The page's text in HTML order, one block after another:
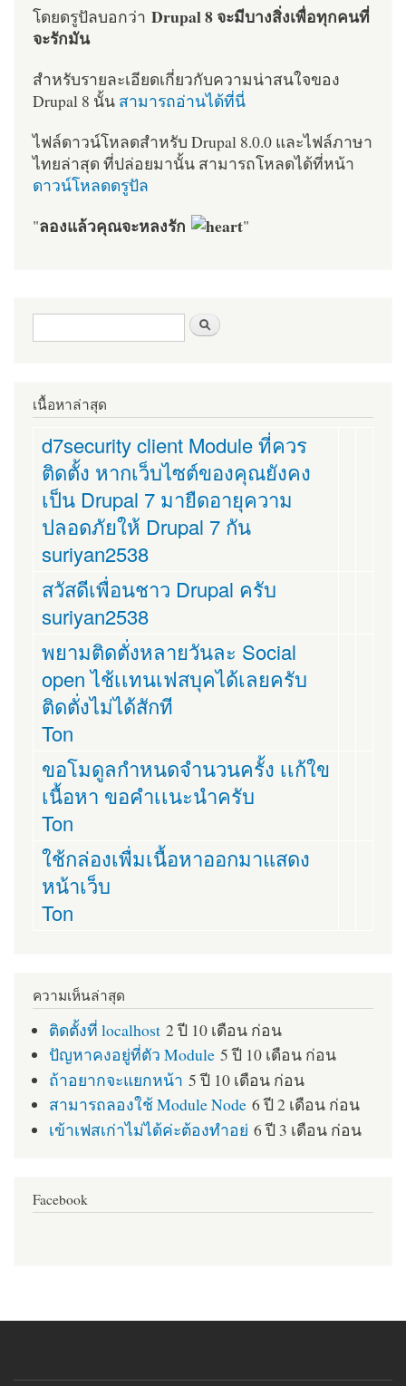
โดยดรูปัลบอกว่า Drupal 8 จะมีบางสิ่งเพื่อทุกคนที่
จะรักมัน
สำหรับรายละเอียดเกี่ยวกับความน่าสนใจของ
Drupal 8 นั้น สามารถอ่านได้ที่นี่
ไฟล์ดาวน์โหลดสำหรับ Drupal 8.0.0 และไฟล์ภาษา
ไทยล่าสุด ที่ปล่อยมานั้น สามารถโหลดได้ที่หน้า
ดาวน์โหลดดรูปัล
"ลองแล้วคุณจะหลงรัก "
ฟอร์มค้นหา
เนื้อหาล่าสุด
d7security client Module ที่ควร
ติดตั้ง หากเว็บไซต์ของคุณยังคง
เป็น Drupal 7 มายืดอายุความ
ปลอดภัยให้ Drupal 7 กัน
suriyan2538
สวัสดีเพื่อนชาว Drupal ครับ
suriyan2538
พยามติดตั่งหลายวันละ Social
open ไช้เเทนเฟสบุคได้เลยครับ
ติดตั่งไม่ได้สักที
Ton
ขอโมดูลกำหนดจำนวนครั้ง เเก้ใข
เนื้อหา ขอคำเเนะนำครับ
Ton
ใช้กล่องเพื่มเนื้อหาออกมาแสดง
หน้าเว็บ
Ton
ความเห็นล่าสุด
ติดตั้งที่ localhost 2 ปี 10 เดือน ก่อน
ปัญหาคงอยู่ที่ตัว Module 5 ปี 10 เดือน ก่อน
ถ้าอยากจะแยกหน้า 5 ปี 10 เดือน ก่อน
สามารถลองใช้ Module Node 6 ปี 2 เดือน ก่อน
เข้าเฟสเก่าไม่ได้ค่ะต้องทำอย่ 6 ปี 3 เดือน ก่อน
Facebook